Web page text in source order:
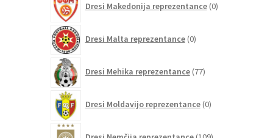
Dresi Makedonija reprezentance 0izdelkov
Dresi Malta reprezentance 0izdelkov
Dresi Mehika reprezentance 77izdelkov
Dresi Moldavijo reprezentance 0izdelkov